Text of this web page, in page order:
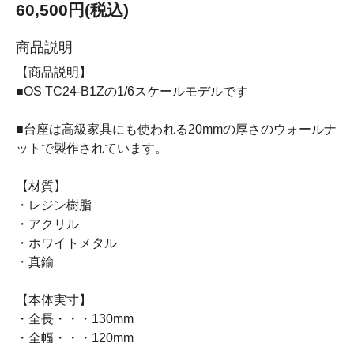
60,500円(税込)
商品説明
【商品説明】
■OS TC24-B1Zの1/6スケールモデルです
■台座は高級家具にも使われる20mmの厚さのウォールナ
ットで製作されています。
【材質】
・レジン樹脂
・アクリル
・ホワイトメタル
・真鍮
【本体実寸】
・全長・・・130mm
・全幅・・・120mm